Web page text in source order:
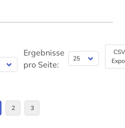
geschichte 1751-1772 (1)
geschichte 1789-1960 (1)
geschichte der romanistik (1)
Ergebnisse
pro Seite:
2 3